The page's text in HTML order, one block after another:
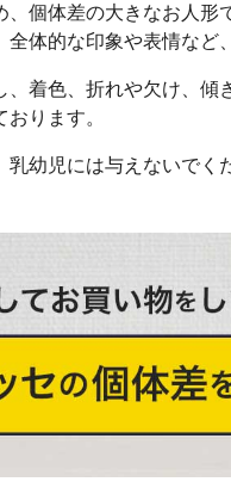
個体差の大きなお人
体的な印象や表情など
着色、折れや欠け、
ります。
幼児には与えないでく